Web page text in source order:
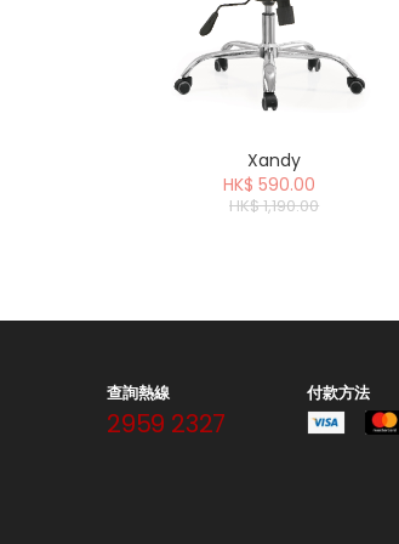
Xandy
HK$ 590.00
HK$ 1,190.00
查詢熱線
2959 2327
付款方法